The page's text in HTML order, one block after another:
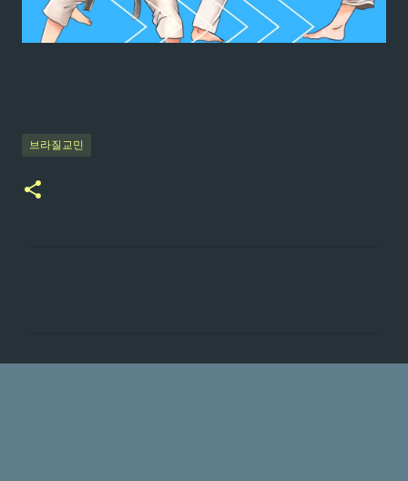
브라질교민